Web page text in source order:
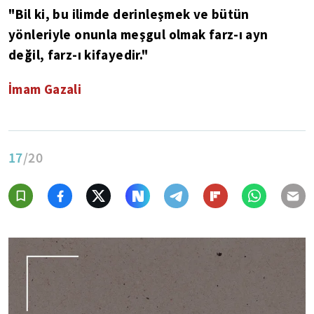
"Bil ki, bu ilimde derinleşmek ve bütün
yönleriyle onunla meşgul olmak farz-ı ayn
değil, farz-ı kifayedir."
İmam Gazali
17/20